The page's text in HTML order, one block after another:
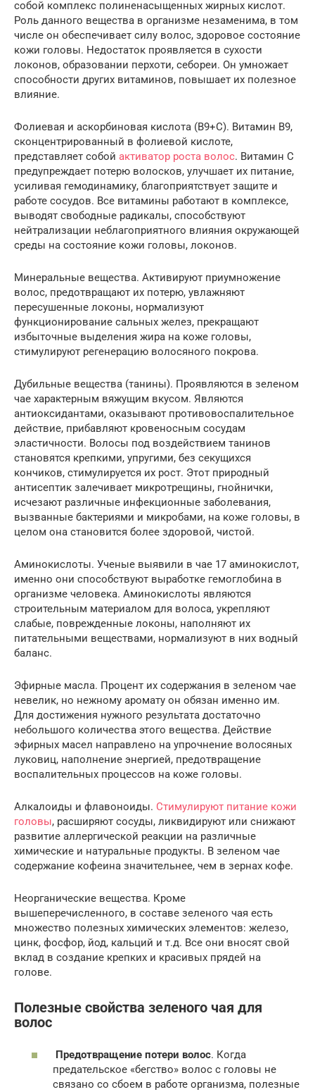
собой комплекс полиненасыщенных жирных кислот.
Роль данного вещества в организме незаменима, в том
числе он обеспечивает силу волос, здоровое состояние
кожи головы. Недостаток проявляется в сухости
локонов, образовании перхоти, себореи. Он умножает
способности других витаминов, повышает их полезное
влияние.
Фолиевая и аскорбиновая кислота (В9+С). Витамин В9,
сконцентрированный в фолиевой кислоте,
представляет собой активатор роста волос. Витамин С
предупреждает потерю волосков, улучшает их питание,
усиливая гемодинамику, благоприятствует защите и
работе сосудов. Все витамины работают в комплексе,
выводят свободные радикалы, способствуют
нейтрализации неблагоприятного влияния окружающей
среды на состояние кожи головы, локонов.
Минеральные вещества. Активируют приумножение
волос, предотвращают их потерю, увлажняют
пересушенные локоны, нормализуют
функционирование сальных желез, прекращают
избыточные выделения жира на коже головы,
стимулируют регенерацию волосяного покрова.
Дубильные вещества (танины). Проявляются в зеленом
чае характерным вяжущим вкусом. Являются
антиоксидантами, оказывают противовоспалительное
действие, прибавляют кровеносным сосудам
эластичности. Волосы под воздействием танинов
становятся крепкими, упругими, без секущихся
кончиков, стимулируется их рост. Этот природный
антисептик залечивает микротрещины, гнойнички,
исчезают различные инфекционные заболевания,
вызванные бактериями и микробами, на коже головы, в
целом она становится более здоровой, чистой.
Аминокислоты. Ученые выявили в чае 17 аминокислот,
именно они способствуют выработке гемоглобина в
организме человека. Аминокислоты являются
строительным материалом для волоса, укрепляют
слабые, поврежденные локоны, наполняют их
питательными веществами, нормализуют в них водный
баланс.
Эфирные масла. Процент их содержания в зеленом чае
невелик, но нежному аромату он обязан именно им.
Для достижения нужного результата достаточно
небольшого количества этого вещества. Действие
эфирных масел направлено на упрочнение волосяных
луковиц, наполнение энергией, предотвращение
воспалительных процессов на коже головы.
Алкалоиды и флавоноиды. Стимулируют питание кожи
головы, расширяют сосуды, ликвидируют или снижают
развитие аллергической реакции на различные
химические и натуральные продукты. В зеленом чае
содержание кофеина значительнее, чем в зернах кофе.
Неорганические вещества. Кроме
вышеперечисленного, в составе зеленого чая есть
множество полезных химических элементов: железо,
цинк, фосфор, йод, кальций и т.д. Все они вносят свой
вклад в создание крепких и красивых прядей на
голове.
Полезные свойства зеленого чая для
волос
Предотвращение потери волос. Когда
предательское «бегство» волос с головы не
связано со сбоем в работе организма, полезные